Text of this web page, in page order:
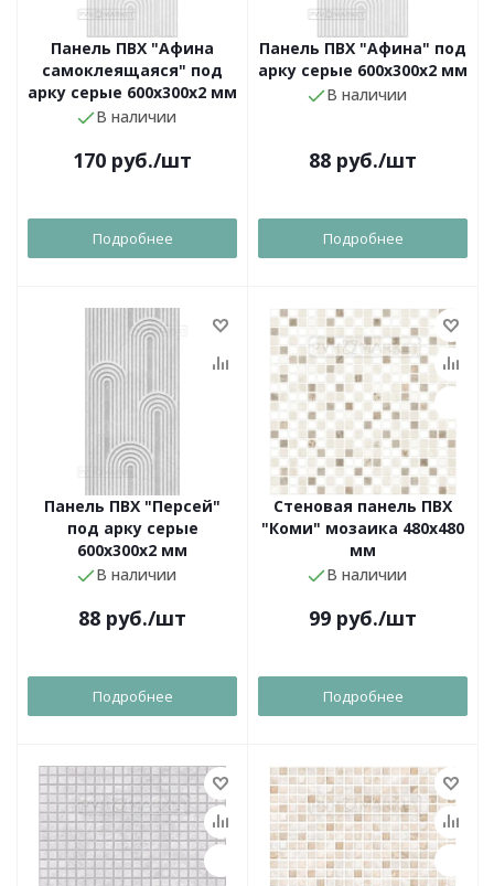
Панель ПВХ "Афина
самоклеящаяся" под
арку серые 600х300х2 мм
В наличии
170 руб./шт
Подробнее
Панель ПВХ "Афина" под
арку серые 600х300х2 мм
В наличии
88 руб./шт
Подробнее
Панель ПВХ "Персей"
под арку серые
600х300х2 мм
В наличии
88 руб./шт
Подробнее
Стеновая панель ПВХ
"Коми" мозаика 480х480
мм
В наличии
99 руб./шт
Подробнее